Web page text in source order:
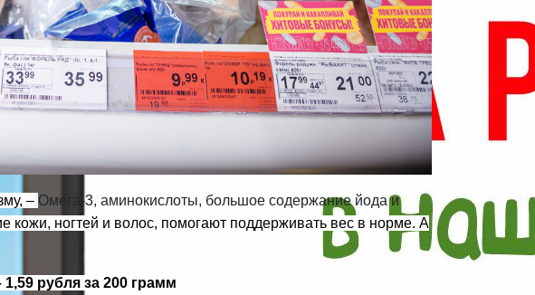
– Омега-3, аминокислоты, большое содержание йода и
кожи, ногтей и волос, помогают поддерживать вес в норме. А
рубля за 200 грамм